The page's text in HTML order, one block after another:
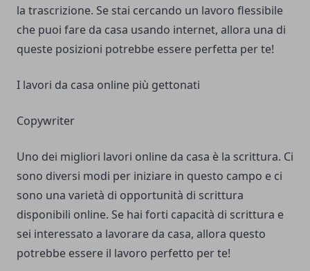
la trascrizione. Se stai cercando un lavoro flessibile
che puoi fare da casa usando internet, allora una di
queste posizioni potrebbe essere perfetta per te!
I lavori da casa online più gettonati
Copywriter
Uno dei migliori lavori online da casa è la scrittura. Ci
sono diversi modi per iniziare in questo campo e ci
sono una varietà di opportunità di scrittura
disponibili online. Se hai forti capacità di scrittura e
sei interessato a lavorare da casa, allora questo
potrebbe essere il lavoro perfetto per te!